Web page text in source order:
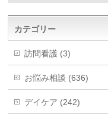
カテゴリー
訪問看護 (3)
お悩み相談 (636)
デイケア (242)